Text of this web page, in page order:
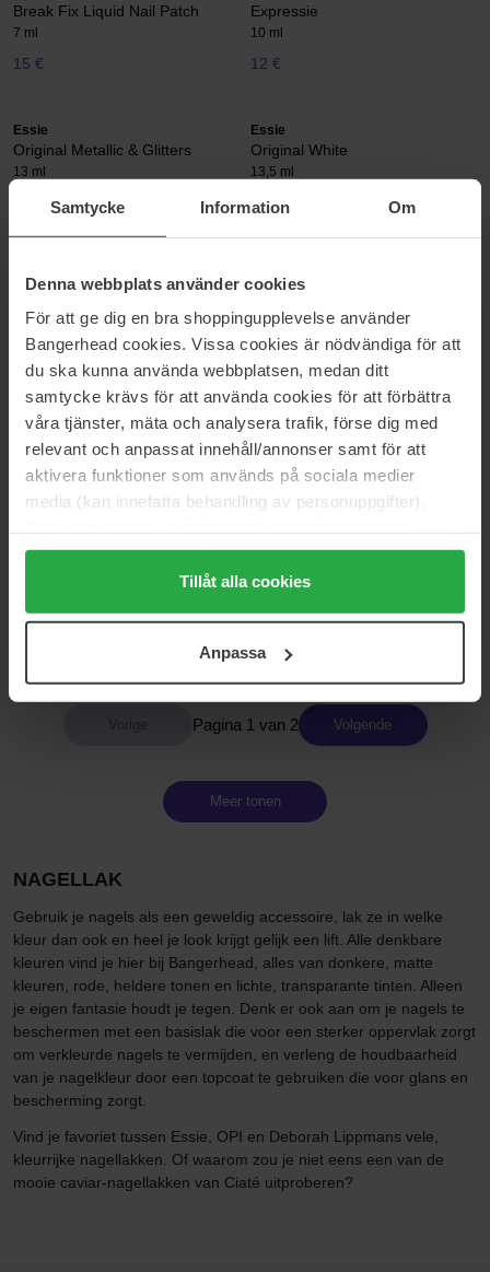
Samtycke Information Om
Denna webbplats använder cookies
För att ge dig en bra shoppingupplevelse använder
Bangerhead cookies. Vissa cookies är nödvändiga för att
du ska kunna använda webbplatsen, medan ditt
samtycke krävs för att använda cookies för att förbättra
våra tjänster, mäta och analysera trafik, förse dig med
relevant och anpassat innehåll/annonser samt för att
aktivera funktioner som används på sociala medier
media (kan innefatta behandling av personuppgifter).
Genom att trycka på "Tillåt alla cookies" accepterar du
alla cookies, medan du under "Detaljer" kan anpassa
användningen av cookies. Du kan när som helst återkalla
samt vår Integritetspolicy.
Tillåt alla cookies
Anpassa
Break Fix Liquid Nail Patch
7 ml
15 €
Expressie
10 ml
12 €
Essie
Original Metallic & Glitters
13 ml
Essie
Original White
13,5 ml
13 €
Anhydrit Nail Polish
11 ml
10 €
to the rescue UV gel damage
repair
13,5 ml
17 €
Hickap
The Wonder Stick Blush & Lips
7 g
23 €
IDUN Minerals
Nail Polish Azurit
11 ml
10 €
11 ml
Wonder Nail Polish
6 ml
Pagina 1 van 2 Volgende
Meer tonen
NAGELLAK
Gebruik je nagels als een geweldig accessoire, lak ze in welke
kleur dan ook en heel je look krijgt gelijk een lift. Alle denkbare
kleuren vind je hier bij Bangerhead, alles van donkere, matte
kleuren, rode, heldere tonen en lichte, transparante tinten. Alleen
je eigen fantasie houdt je tegen. Denk er ook aan om je nagels te
beschermen met een basislak die voor een sterker oppervlak zorgt
om verkleurde nagels te vermijden, en verleng de houdbaarheid
van je nagelkleur door een topcoat te gebruiken die voor glans en
bescherming zorgt.
Vind je favoriet tussen Essie, OPI en Deborah Lippmans vele,
kleurrijke nagellakken. Of waarom zou je niet eens een van de
mooie caviar-nagellakken van Ciaté uitproberen?